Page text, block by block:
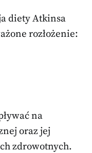
diety Atkinsa
rozłożenie:
na
oraz jej
zdrowotnych.